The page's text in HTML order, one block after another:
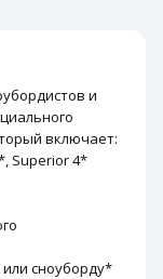
и
включает:
Superior 4*
сноуборду*